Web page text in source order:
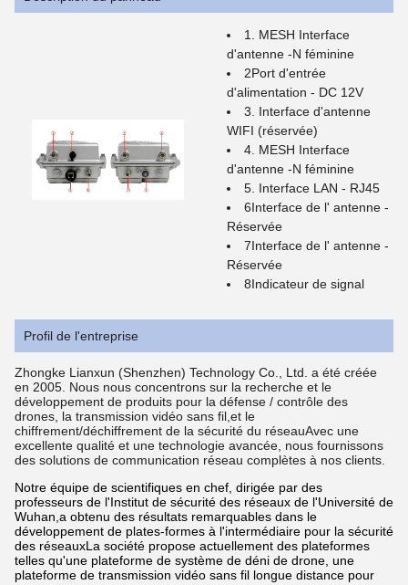
1. MESH Interface
d'antenne -N féminine
2Port d'entrée
d'alimentation - DC 12V
3. Interface d'antenne
WIFI (réservée)
4. MESH Interface
d'antenne -N féminine
5. Interface LAN - RJ45
6Interface de l' antenne -
Réservée
7Interface de l' antenne -
Réservée
8Indicateur de signal
Profil de l'entreprise
Zhongke Lianxun (Shenzhen) Technology Co., Ltd. a été créée
en 2005. Nous nous concentrons sur la recherche et le
développement de produits pour la défense / contrôle des
drones, la transmission vidéo sans fil,et le
chiffrement/déchiffrement de la sécurité du réseauAvec une
excellente qualité et une technologie avancée, nous fournissons
des solutions de communication réseau complètes à nos clients.
Notre équipe de scientifiques en chef, dirigée par des
professeurs de l'Institut de sécurité des réseaux de l'Université de
Wuhan,a obtenu des résultats remarquables dans le
développement de plates-formes à l'intermédiaire pour la sécurité
des réseauxLa société propose actuellement des plateformes
telles qu'une plateforme de système de déni de drone, une
plateforme de transmission vidéo sans fil longue distance pour